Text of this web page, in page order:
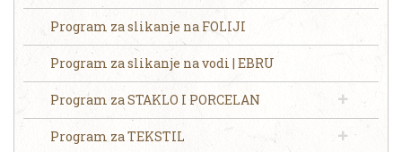
Program za slikanje na FOLIJI
Program za slikanje na vodi | EBRU
Program za STAKLO I PORCELAN
Program za TEKSTIL